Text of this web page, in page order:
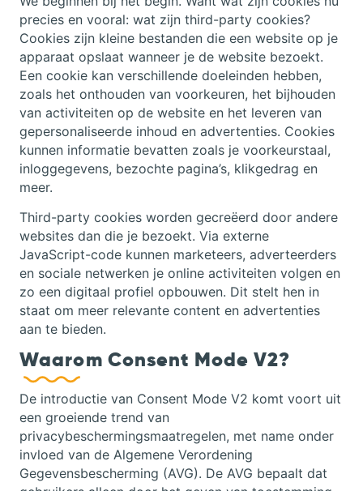
precies en vooral: wat zijn third-party cookies?
Cookies zijn kleine bestanden die een website op je
apparaat opslaat wanneer je de website bezoekt.
Een cookie kan verschillende doeleinden hebben,
zoals het onthouden van voorkeuren, het bijhouden
van activiteiten op de website en het leveren van
gepersonaliseerde inhoud en advertenties. Cookies
kunnen informatie bevatten zoals je voorkeurstaal,
inloggegevens, bezochte pagina’s, klikgedrag en
meer.
Third-party cookies worden gecreëerd door andere
websites dan die je bezoekt. Via externe
JavaScript-code kunnen marketeers, adverteerders
en sociale netwerken je online activiteiten volgen en
zo een digitaal profiel opbouwen. Dit stelt hen in
staat om meer relevante content en advertenties
aan te bieden.
Waarom Consent Mode V2?
De introductie van Consent Mode V2 komt voort uit
een groeiende trend van
privacybeschermingsmaatregelen, met name onder
invloed van de Algemene Verordening
Gegevensbescherming (AVG). De AVG bepaalt dat